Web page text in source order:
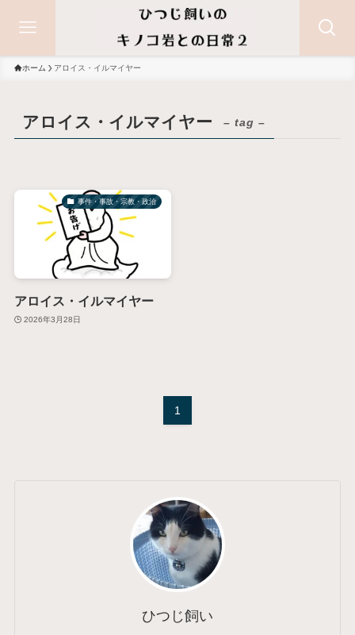
ホーム アロイス・イルマイヤー
アロイス・イルマイヤー – tag –
事件・事故・宗教・政治
アロイス・イルマイヤー
2026年3月28日
1
ひつじ飼い